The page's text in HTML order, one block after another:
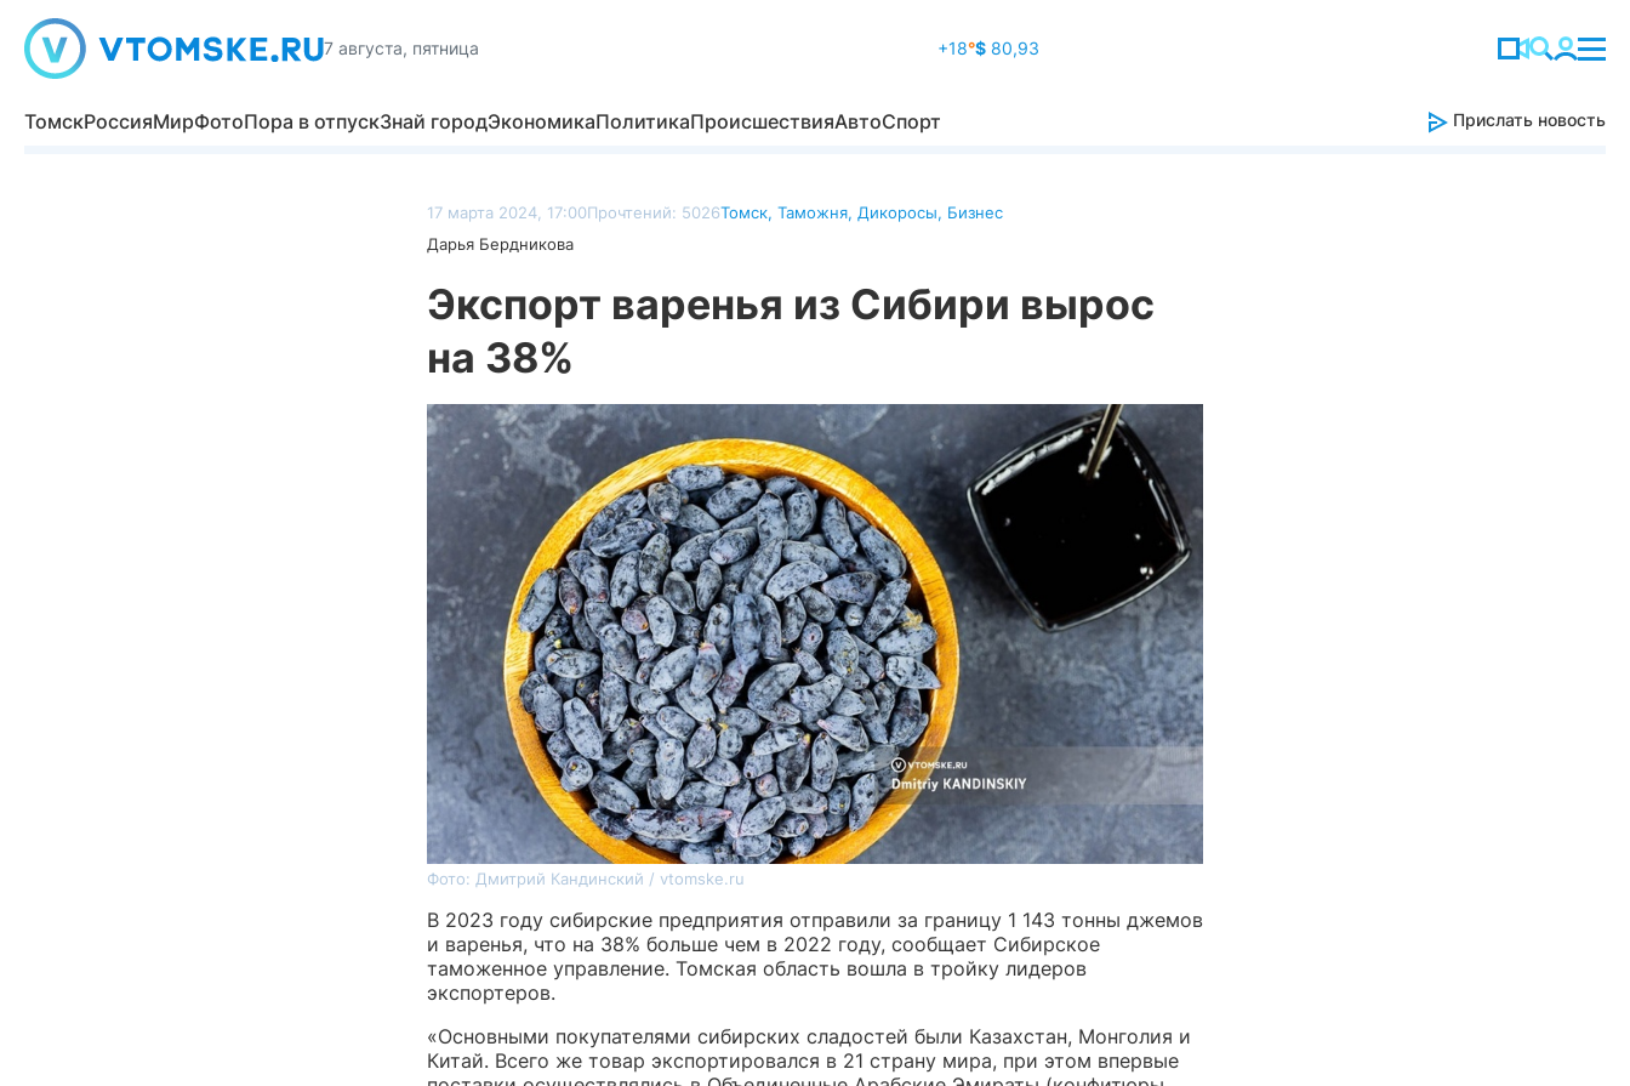
7 августа, пятница +18°$ 80,93
ТомскРоссияМирФотоПора в отпускЗнай городЭкономикаПолитикаПроисшествияАвтоСпорт Прислать новость
17 марта 2024, 17:00Прочтений: 5026Томск, Таможня, Дикоросы, Бизнес
Дарья Бердникова
Экспорт варенья из Сибири вырос
на 38%
Фото: Дмитрий Кандинский / vtomske.ru
В 2023 году сибирские предприятия отправили за границу 1 143 тонны джемов
и варенья, что на 38% больше чем в 2022 году, сообщает Сибирское
таможенное управление. Томская область вошла в тройку лидеров
экспортеров.
«Основными покупателями сибирских сладостей были Казахстан, Монголия и
Китай. Всего же товар экспортировался в 21 страну мира, при этом впервые